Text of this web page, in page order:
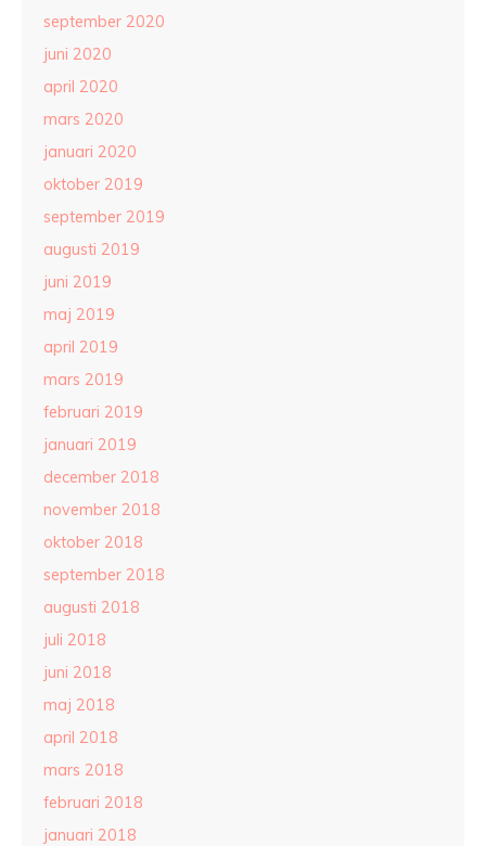
september 2020
juni 2020
april 2020
mars 2020
januari 2020
oktober 2019
september 2019
augusti 2019
juni 2019
maj 2019
april 2019
mars 2019
februari 2019
januari 2019
december 2018
november 2018
oktober 2018
september 2018
augusti 2018
juli 2018
juni 2018
maj 2018
april 2018
mars 2018
februari 2018
januari 2018